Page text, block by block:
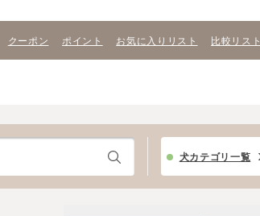
クーポン ポイント お気に入りリスト 比較リスト
犬カテゴリ一覧